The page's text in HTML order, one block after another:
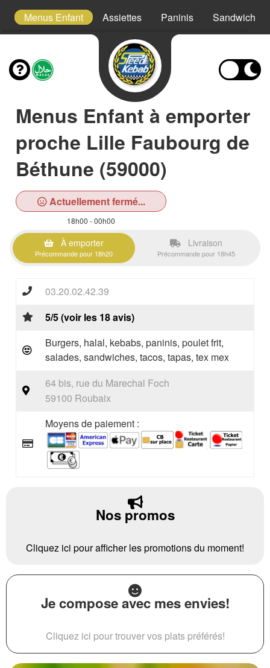
Menus Enfant Assiettes Paninis Sandwichs
Menus Enfant à emporter
proche Lille Faubourg de
Béthune (59000)
Actuellement fermé...
18h00 - 00h00
À emporter
Précommande pour 18h20
Livraison
Précommande pour 18h45
03.20.02.42.39
5/5 (voir les 18 avis)
Burgers, halal, kebabs, paninis, poulet frit,
salades, sandwiches, tacos, tapas, tex mex
64 bis, rue du Marechal Foch
59100 Roubaix
Moyens de paiement :
Nos promos
Cliquez ici pour afficher les promotions du moment!
Je compose avec mes envies!
Cliquez ici pour trouver vos plats préférés!